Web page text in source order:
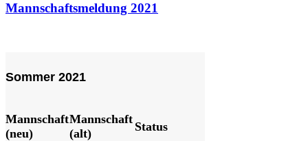
Mannschaftsmeldung 2021
Sommer 2021
Mannschaft
(neu)
Mannschaft
(alt)
Status